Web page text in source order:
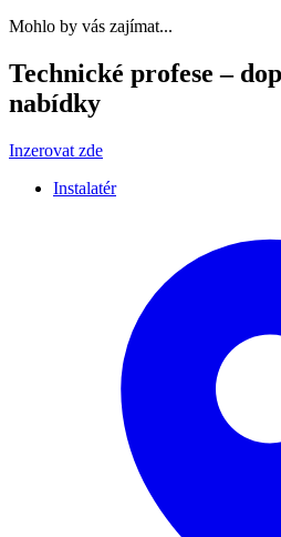
Mohlo by vás zajímat...
Technické profese –
nabídky
Inzerovat zde
Instalatér